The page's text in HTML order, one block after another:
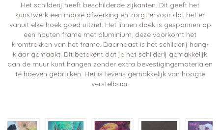
Het schilderij heeft beschilderde zijkanten. Dit geeft het
kunstwerk een mooie afwerking en zorgt ervoor dat het er
vanuit elke hoek goed uitziet. Het linnen doek is gespannen op
een houten frame met aluminium, deze voorkomt het
kromtrekken van het frame. Daarnaast is het schilderij hang-
klaar gemaakt. Dit betekent dat je het schilderij gemakkelijk
aan de muur kunt hangen zonder extra bevestigingsmaterialen
te hoeven gebruiken. Het is tevens gemakkelijk van hoogte
verstelbaar.